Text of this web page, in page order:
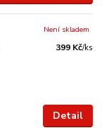
399 Kč/ks
Není skladem
Detail